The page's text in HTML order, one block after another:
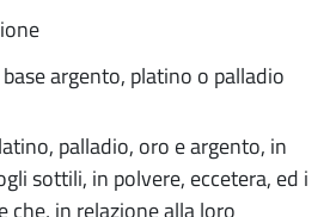
argento, platino o palladio
palladio, oro e argento, in
sottili, in polvere, eccetera, ed i
che, in relazione alla loro